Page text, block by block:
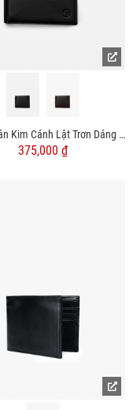
Ví Da Chân Kim Cánh Lật Trơn Dáng Ngang BV056
375,000 ₫